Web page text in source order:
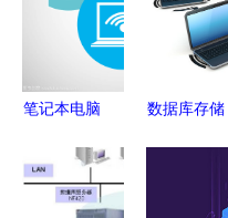
笔记本电脑
言数据基本
存储
数据库存储
代的数字核